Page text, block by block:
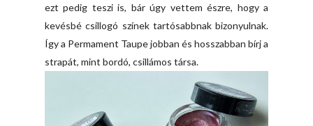
ezt pedig teszi is, bár úgy vettem észre, hogy a
kevésbé csillogó színek tartósabbnak bizonyulnak.
Így a Permament Taupe jobban és hosszabban bírj a
strapát, mint bordó, csillámos társa.